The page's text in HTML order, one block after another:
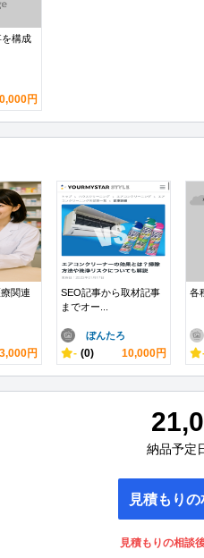
構成
円
関連
3,000円
SEO記事から取材記事
までオー...
ぼんたろ
- (0) 10,000円
各
納品予定
見積もり
見積もりの相談